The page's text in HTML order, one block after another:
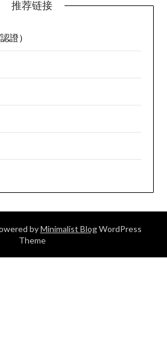
推荐链接
證）
byMinimalist BlogWordPress
Theme